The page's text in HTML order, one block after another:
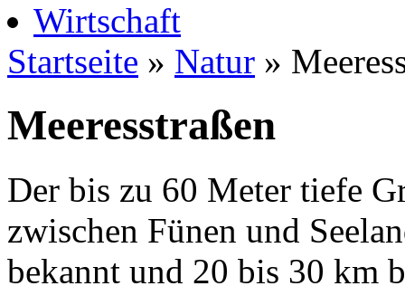
Wirtschaft
Startseite » Natur »
Meeresstraßen
Der bis zu 60 Meter tiefe
zwischen Fünen und
bekannt und 20 bis 30 km